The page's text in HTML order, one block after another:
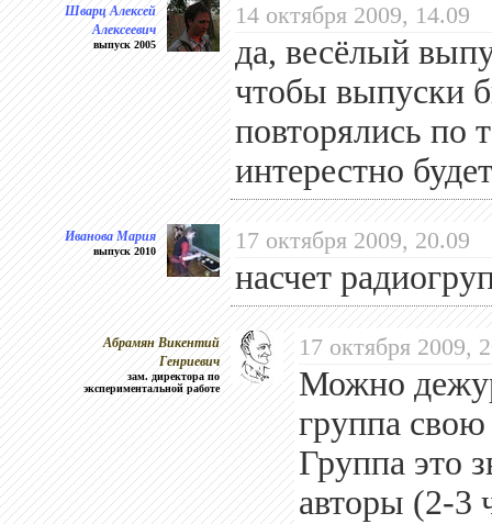
Шварц Алексей
Алексеевич
выпуск 2005
14 октября 2009, 14.09
да, весёлый
чтобы выпуски
повторялись по
интерестно будет
Иванова Мария
выпуск 2010 17 октября 2009, 20.09
насчет
Абрамян Викентий
Генриевич
зам. директора по
экспериментальной работе
17 октября 2009,
Можно
группа
Группа это
авторы (2-3